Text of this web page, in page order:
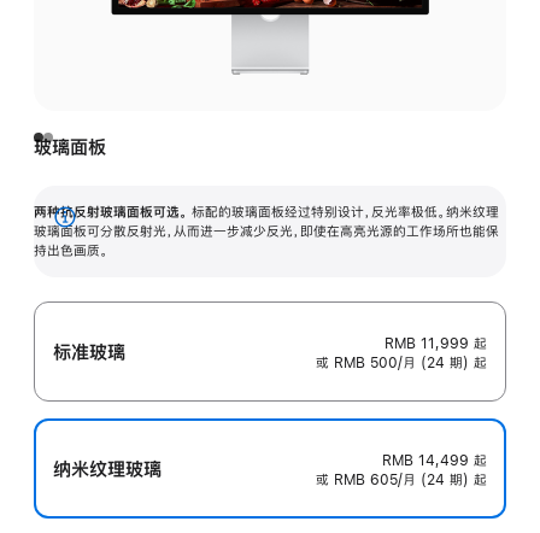
玻璃面板
两种抗反射玻璃面板可选。 标配的玻璃面板经过特别设计，反光率极低。纳米纹理
玻璃面板可分散反射光，从而进一步减少反光，即使在高亮光源的工作场所也能保
持出色画质。
展
开
标准玻璃 RMB 11,999 起
或 RMB 500/月 (24 期) 起
纳米纹理玻璃 RMB 14,499 起
或 RMB 605/月 (24 期) 起